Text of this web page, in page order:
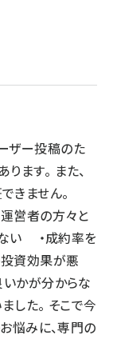
ザー投稿のた
ます。 また、
きません。
営者の方々と
い ・成約率を
資効果が悪
かが分からな
した。 そこで今
悩みに、専門の